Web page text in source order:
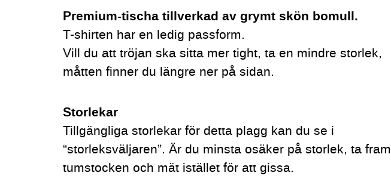
Premium-tischa tillverkad av grymt skön bomull.
T-shirten har en ledig passform.
Vill du att tröjan ska sitta mer tight, ta en mindre storlek,
måtten finner du längre ner på sidan.
Storlekar
Tillgängliga storlekar för detta plagg kan du se i
“storleksväljaren”. Är du minsta osäker på storlek, ta fram
tumstocken och mät istället för att gissa.